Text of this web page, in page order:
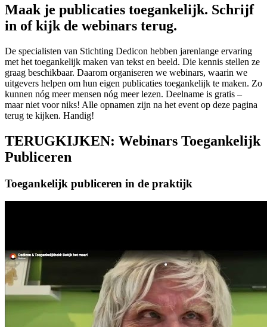
Maak je publicaties toegankelijk. Schrijf
in of kijk de webinars terug.
De specialisten van Stichting Dedicon hebben jarenlange ervaring
met het toegankelijk maken van tekst en beeld. Die kennis stellen ze
graag beschikbaar. Daarom organiseren we webinars, waarin we
uitgevers helpen om hun eigen publicaties toegankelijk te maken. Zo
kunnen nóg meer mensen nóg meer lezen. Deelname is gratis –
maar niet voor niks! Alle opnamen zijn na het event op deze pagina
terug te kijken. Handig!
TERUGKIJKEN: Webinars Toegankelijk
Publiceren
Toegankelijk publiceren in de praktijk